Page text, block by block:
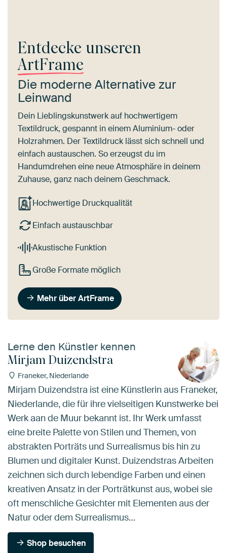
Entdecke unseren
ArtFrame
Die moderne Alternative zur
Leinwand
Dein Lieblingskunstwerk auf hochwertigem
Textildruck, gespannt in einem Aluminium- oder
Holzrahmen. Der Textildruck lässt sich schnell und
einfach austauschen. So erzeugst du im
Handumdrehen eine neue Atmosphäre in deinem
Zuhause, ganz nach deinem Geschmack.
Hochwertige Druckqualität
Einfach austauschbar
Akustische Funktion
Große Formate möglich
Mehr über ArtFrame
Lerne den Künstler kennen
Mirjam Duizendstra
Franeker, Niederlande
Mirjam Duizendstra ist eine Künstlerin aus Franeker,
Niederlande, die für ihre vielseitigen Kunstwerke bei
Werk aan de Muur bekannt ist. Ihr Werk umfasst
eine breite Palette von Stilen und Themen, von
abstrakten Porträts und Surrealismus bis hin zu
Blumen und digitaler Kunst. Duizendstras Arbeiten
zeichnen sich durch lebendige Farben und einen
kreativen Ansatz in der Porträtkunst aus, wobei sie
oft menschliche Gesichter mit Elementen aus der
Natur oder dem Surrealismus…
Shop besuchen